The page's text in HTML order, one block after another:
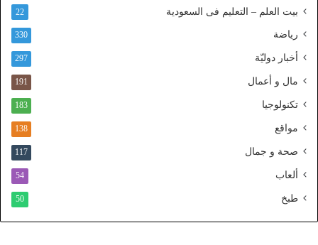
ل
ط
ا
م
و
د
بيت العلم – التعليم فى السعودية 22
رياضة 330
أخبار دوليّة 297
مال و أعمال 191
تكنولوجيا 183
مواقع 138
صحة و جمال 117
ألعاب 54
طبخ 50